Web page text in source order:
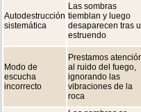
Autodestrucción
sistemática
Las sombras
tiemblan y luego
desaparecen tras
estruendo
Modo de
escucha
incorrecto
Prestamos
al ruido del fuego,
ignorando las
vibraciones de la
roca